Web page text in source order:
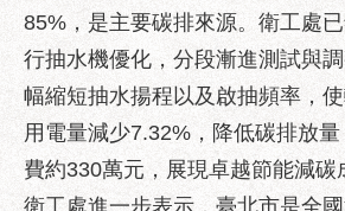
政
園
地
便
民
服
務
85%，是主要碳排來源。衛工處
行抽水機優化，分段漸進測試與
幅縮短抽水揚程以及啟抽頻率，
用電量減少7.32%，降低碳排放
費約330萬元，展現卓越節能減碳
衛工處進一步表示，臺北市是全